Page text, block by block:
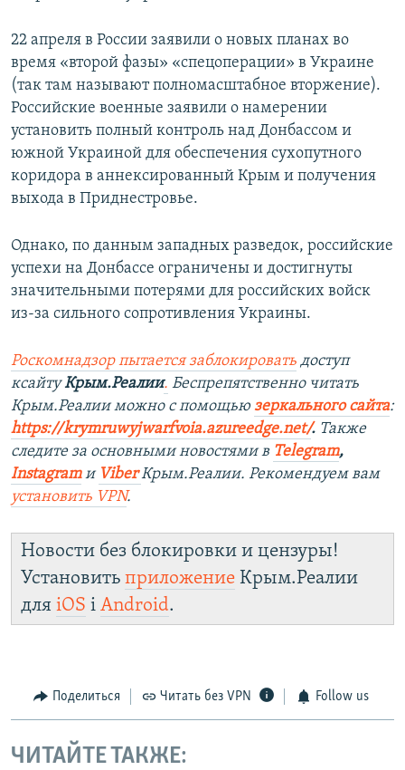
22 апреля в России заявили о новых планах во
время «второй фазы» «спецоперации» в Украине
(так там называют полномасштабное вторжение).
Российские военные заявили о намерении
установить полный контроль над Донбассом и
южной Украиной для обеспечения сухопутного
коридора в аннексированный Крым и получения
выхода в Приднестровье.
Однако, по данным западных разведок, российские
успехи на Донбассе ограничены и достигнуты
значительными потерями для российских войск
из-за сильного сопротивления Украины.
Роскомнадзор пытается заблокировать доступ
ксайтуКрым.Реалии. Беспрепятственно читать
Крым.Реалии можно с помощью зеркального сайта:
https://krymruwyjwarfvoia.azureedge.net/. Также
следите за основными новостями в Telegram,
Instagram и ViberКрым.Реалии. Рекомендуем вам
установить VPN.
Новости без блокировки и цензуры!
Установить приложение Крым.Реалии
для iOS і Android.
Поделиться Читать без VPN Follow us
ЧИТАЙТЕ ТАКЖЕ: